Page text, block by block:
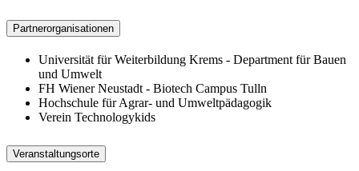
Partnerorganisationen
Universität für Weiterbildung Krems - Department für Bauen
und Umwelt
FH Wiener Neustadt - Biotech Campus Tulln
Hochschule für Agrar- und Umweltpädagogik
Verein Technologykids
Veranstaltungsorte